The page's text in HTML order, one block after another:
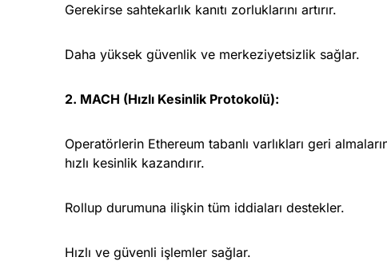
Gerekirse sahtekarlık kanıtı zorluklarını artırır.
Daha yüksek güvenlik ve merkeziyetsizlik sağlar.
2. MACH (Hızlı Kesinlik Protokolü):
Operatörlerin Ethereum tabanlı varlıkları geri
hızlı kesinlik kazandırır.
Rollup durumuna ilişkin tüm iddiaları destekler.
Hızlı ve güvenli işlemler sağlar.